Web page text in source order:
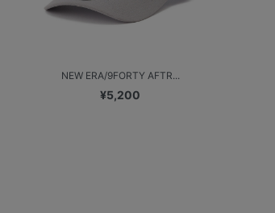
NEW ERA/9FORTY AFTR...
¥5,200